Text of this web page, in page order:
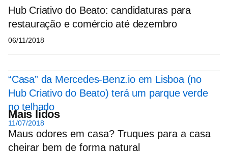
Hub Criativo do Beato: candidaturas para
restauração e comércio até dezembro
06/11/2018
“Casa” da Mercedes-Benz.io em Lisboa (no
Hub Criativo do Beato) terá um parque verde
no telhado
11/07/2018
Mais lidos
Maus odores em casa? Truques para a casa
cheirar bem de forma natural